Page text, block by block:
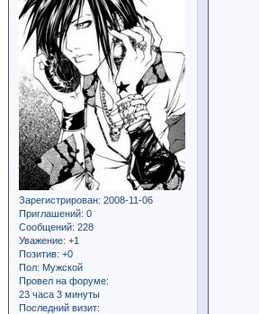
Зарегистрирован: 2008-11-06
Приглашений: 0
Сообщений: 228
Уважение: +1
Позитив: +0
Пол: Мужской
Провел на форуме:
23 часа 3 минуты
Последний визит: